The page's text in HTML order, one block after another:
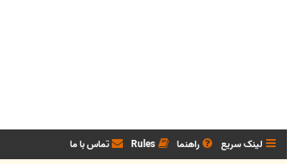
لینک سریع راهنما Rules تماس با ما